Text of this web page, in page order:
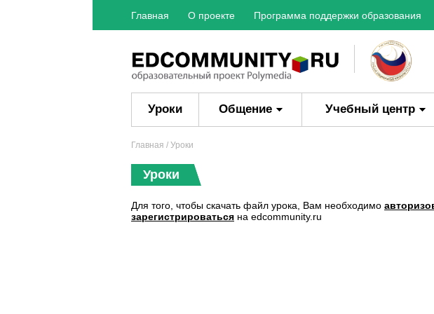
Главная О проекте Программа поддержки образования
Уроки Общение Учебный центр
Главная / Уроки
Уроки
Для того, чтобы скачать файл урока, Вам необходимо
зарегистрироваться на edcommunity.ru